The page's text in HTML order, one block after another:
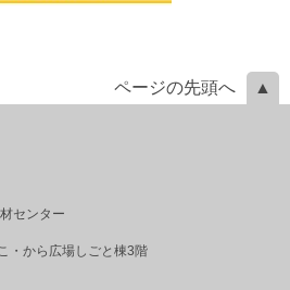
ページの先頭へ
センター
・から広場しごと棟3階